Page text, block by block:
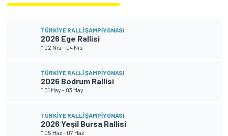
TÜRKIYE RALLI ŞAMPIYONASI
2026 Ege Rallisi
* 02 Nis - 04 Nis
TÜRKIYE RALLI ŞAMPIYONASI
2026 Bodrum Rallisi
* 01 May - 03 May
TÜRKIYE RALLI ŞAMPIYONASI
2026 Yeşil Bursa Rallisi
* 05 Haz- 07 Haz